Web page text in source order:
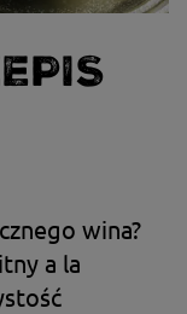
wina?
a la